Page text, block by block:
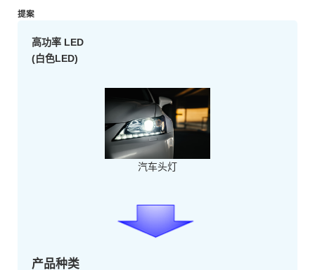
提案
高功率 LED
(白色LED)
汽车头灯
产品种类